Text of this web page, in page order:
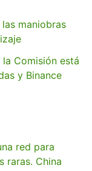
maniobras
Comisión está
y Binance
red para
raras. China